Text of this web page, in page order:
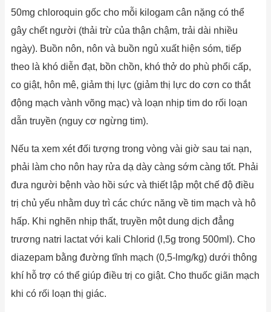
50mg chloroquin gốc cho mỗi kilogam cân nặng có thể
gây chết người (thải trừ của thận chậm, trải dài nhiều
ngày). Buồn nôn, nôn và buồn ngủ xuất hiện sóm, tiếp
theo là khó diễn đạt, bồn chồn, khó thở do phù phổi cấp,
co giật, hôn mê, giảm thị lực (giảm thị lực do cơn co thắt
động mạch vành võng mạc) và loạn nhịp tim do rối loạn
dẫn truyền (nguy cơ ngừng tim).
Nếu ta xem xét đối tượng trong vòng vài giờ sau tai nạn,
phải làm cho nôn hay rửa dạ dày càng sớm càng tốt. Phải
đưa người bệnh vào hồi sức và thiết lập một chế độ điều
trị chủ yếu nhằm duy trì các chức năng về tim mạch và hô
hấp. Khi nghẽn nhịp thất, truyền một dung dịch đẳng
trương natri lactat với kali Chlorid (l,5g trong 500ml). Cho
diazepam bằng đường tĩnh mạch (0,5-lmg/kg) dưới thông
khí hỗ trợ có thể giúp điều trị co giật. Cho thuốc giãn mạch
khi có rối loạn thị giác.